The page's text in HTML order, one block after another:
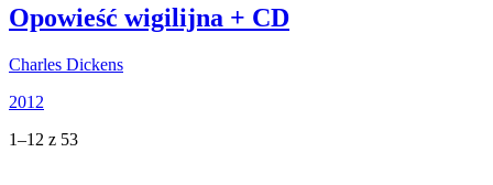
Opowieść wigilijna + CD
Charles Dickens
2012
1–12 z 53